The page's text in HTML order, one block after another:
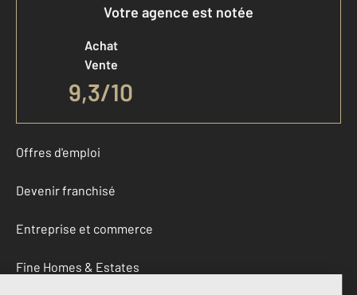
Votre agence est notée
Achat
Vente
9,3/10
Offres d'emploi
Devenir franchisé
Entreprise et commerce
Fine Homes & Estates